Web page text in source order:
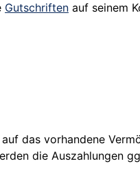
Gutschriften auf seinem
das vorhandene
die Auszahlungen